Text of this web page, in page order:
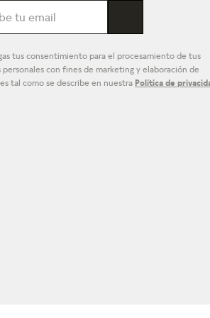
tus consentimiento para el procesamiento de tus
personales con fines de marketing y elaboración de
tal como se describe en nuestra Política de